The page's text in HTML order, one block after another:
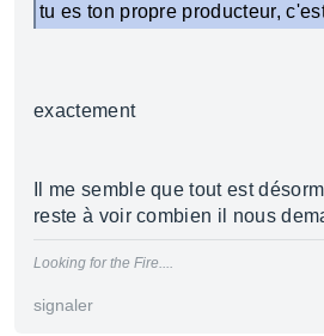
tu es ton propre producteur,
exactement
Il me semble que tout est
reste à voir combien il nous
Looking for the Fire....
signaler